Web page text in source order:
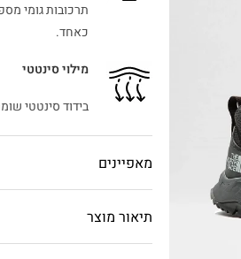
תרכובות גומי
כאחד.
מילוי סינטטי
בידוד סינטטי
מאפיינים
תיאור מוצר